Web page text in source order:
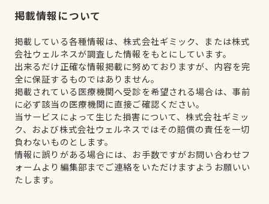
掲載情報について
掲載している各種情報は、株式会社ギミック、または株式
会社ウェルネスが調査した情報をもとにしています。
出来るだけ正確な情報掲載に努めておりますが、内容を完
全に保証するものではありません。
掲載されている医療機関へ受診を希望される場合は、事前
に必ず該当の医療機関に直接ご確認ください。
当サービスによって生じた損害について、株式会社ギミッ
ク、および株式会社ウェルネスではその賠償の責任を一切
負わないものとします。
情報に誤りがある場合には、お手数ですがお問い合わせフ
ォームより編集部までご連絡をいただけますようお願いい
たします。